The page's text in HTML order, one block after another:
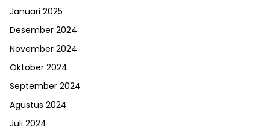
Januari 2025
Desember 2024
November 2024
Oktober 2024
September 2024
Agustus 2024
Juli 2024